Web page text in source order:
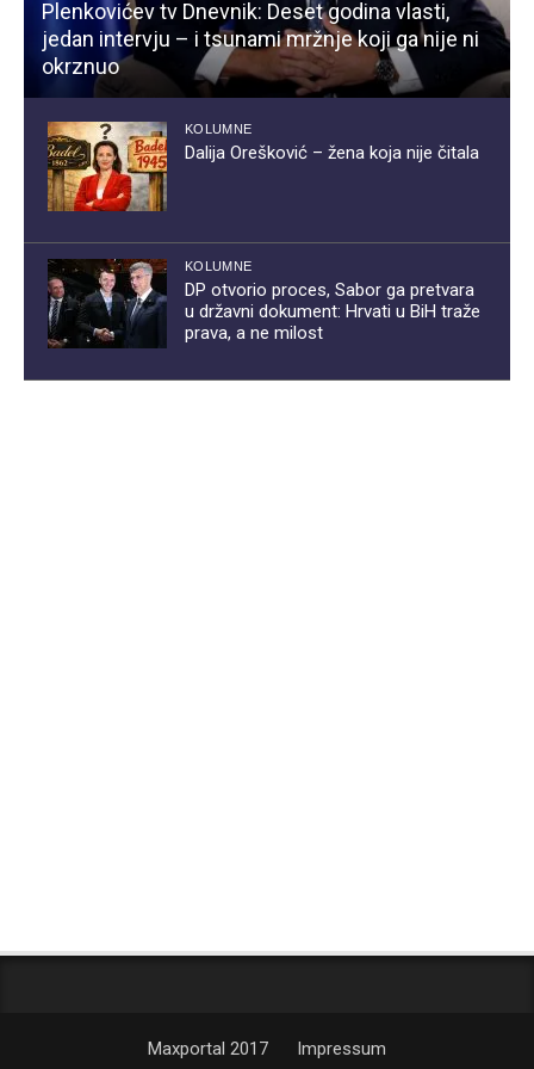
Plenkovićev tv Dnevnik: Deset godina vlasti,
jedan intervju – i tsunami mržnje koji ga nije ni
okrznuo
KOLUMNE
Dalija Orešković – žena koja nije čitala
KOLUMNE
DP otvorio proces, Sabor ga pretvara
u državni dokument: Hrvati u BiH traže
prava, a ne milost
Maxportal 2017 Impressum